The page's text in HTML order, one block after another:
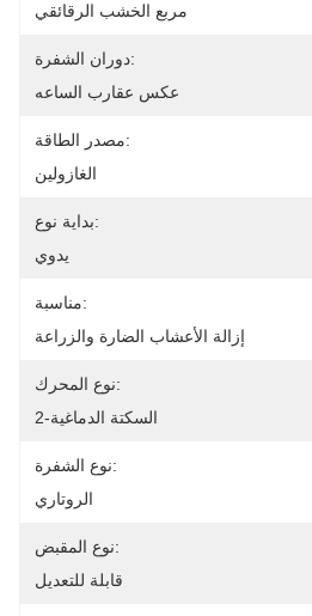
مربع الخشب الرقائقي
دوران الشفرة:
عكس عقارب الساعه
مصدر الطاقة:
الغازولين
بداية نوع:
يدوي
مناسبة:
إزالة الأعشاب الضارة والزراعة
نوع المحرك:
2-السكتة الدماغية
نوع الشفرة:
الروتاري
نوع المقبض:
قابلة للتعديل